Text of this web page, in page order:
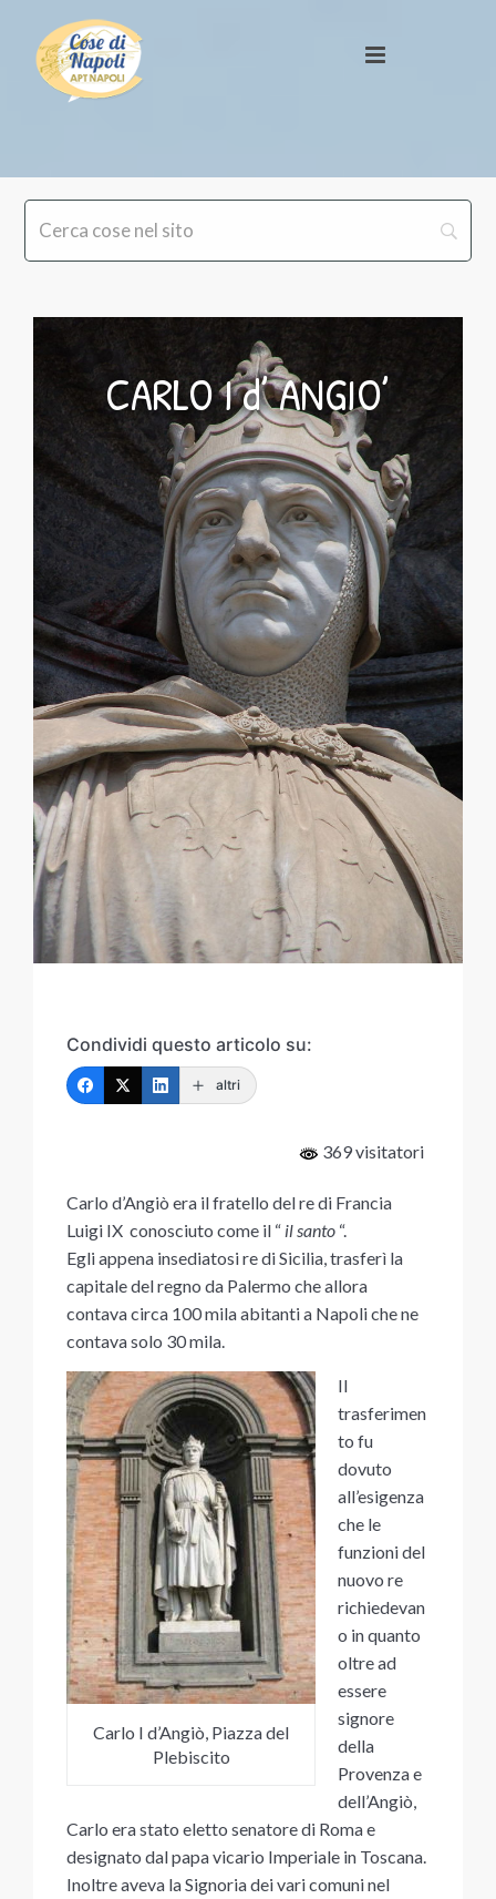
CARLO I d’ ANGIO’
Condividi questo articolo su:
altri
369 visitatori
Carlo d’Angiò era il fratello del re di Francia
Luigi IX conosciuto come il “ il santo “.
Egli appena insediatosi re di Sicilia, trasferì la
capitale del regno da Palermo che allora
contava circa 100 mila abitanti a Napoli che ne
contava solo 30 mila.
Carlo I d’Angiò, Piazza del
Plebiscito
Il
trasferimen
to fu
dovuto
all’esigenza
che le
funzioni del
nuovo re
richiedevan
o in quanto
oltre ad
essere
signore
della
Provenza e
dell’Angiò,
Carlo era stato eletto senatore di Roma e
designato dal papa vicario Imperiale in Toscana.
Inoltre aveva la Signoria dei vari comuni nel